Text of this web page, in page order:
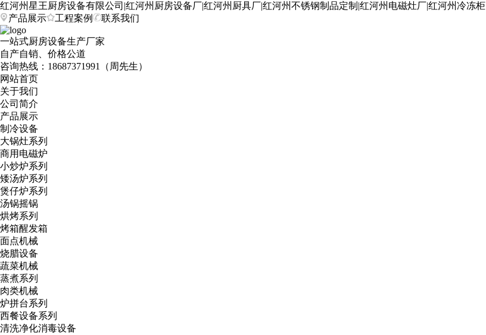
红河州星王厨房设备有限公司|红河州厨房设备厂|红河州厨具厂|红河州不锈钢制品定制|红河州电磁灶厂|红河州冷冻柜
产品展示
工程案例 联系我们
一站式厨房设备生产厂家
自产自销、价格公道
咨询热线： 18687371991（周先生）
网站首页
关于我们
公司简介
产品展示
制冷设备
大锅灶系列
商用电磁炉
小炒炉系列
矮汤炉系列
煲仔炉系列
汤锅摇锅
烘烤系列
烤箱醒发箱
面点机械
烧腊设备
蔬菜机械
蒸煮系列
肉类机械
炉拼台系列
西餐设备系列
清洗净化消毒设备